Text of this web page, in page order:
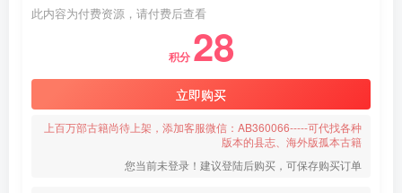
此内容为付费资源，请付费后查看
积分 28
立即购买
上百万部古籍尚待上架，添加客服微信：AB360066-----可代找各种
版本的县志、海外版孤本古籍
您当前未登录！建议登陆后购买，可保存购买订单